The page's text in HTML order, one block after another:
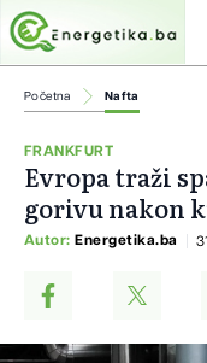
Početna Nafta
FRANKFURT
Evropa traži
gorivu nakon
Autor: Energetika.ba